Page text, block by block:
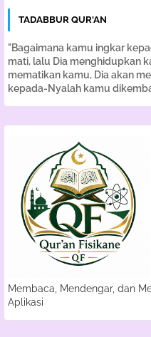
TADABBUR QUR'AN
"Bagaimana kamu ingkar
mati, lalu Dia menghidupkan
mematikan kamu, Dia akan
kepada-Nyalah kamu
Membaca, Mendengar, dan
Aplikasi